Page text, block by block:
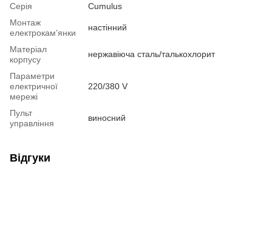
Серія
Cumulus
Монтаж
електрокам’янки
настінний
Матеріал
корпусу
нержавіюча сталь/талькохлорит
Параметри
електричної
мережі
220/380 V
Пульт
управління
виносний
Відгуки